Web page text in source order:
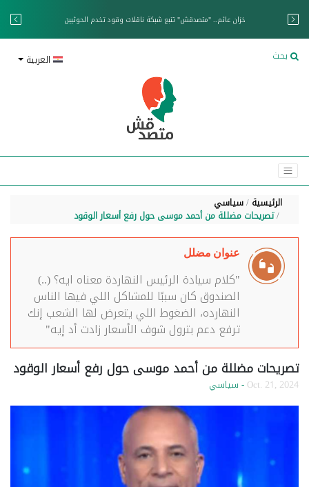
خزان عائم.. "متصدقش" تتبع شبكة ناقلات وقود تخدم الحوثيين
بحث العربية
الرئيسية سياسي
تصريحات مضللة من أحمد موسى حول رفع أسعار الوقود
عنوان مضلل
"كلام سيادة الرئيس النهاردة معناه ايه؟ (..)
الصندوق كان سببًا للمشاكل اللي فيها الناس
النهارده، الضغوط اللي يتعرض لها الشعب إنك
ترفع دعم بترول شوف الأسعار زادت أد إيه"
تصريحات مضللة من أحمد موسى حول رفع أسعار الوقود
Oct. 21, 2024 - سياسي